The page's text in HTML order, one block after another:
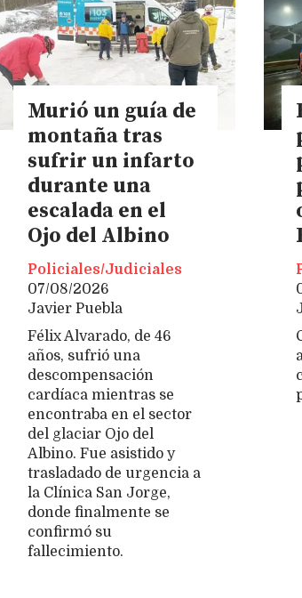
Murió un guía de
montaña tras
sufrir un infarto
durante una
escalada en el
Ojo del Albino
Javier Puebla
Policiales/Judiciales
07/08/2026
Félix Alvarado, de 46
años, sufrió una
descompensación
cardíaca mientras se
encontraba en el sector
del glaciar Ojo del
Albino. Fue asistido y
trasladado de urgencia a
la Clínica San Jorge,
donde finalmente se
confirmó su
fallecimiento.